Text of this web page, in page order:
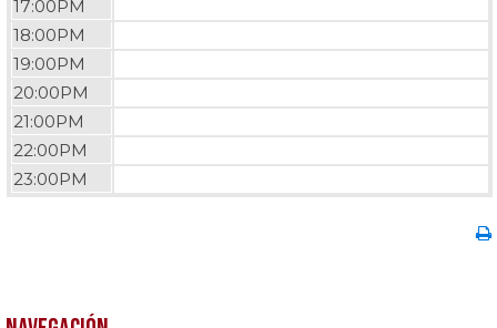
17:00PM
18:00PM
19:00PM
20:00PM
21:00PM
22:00PM
23:00PM